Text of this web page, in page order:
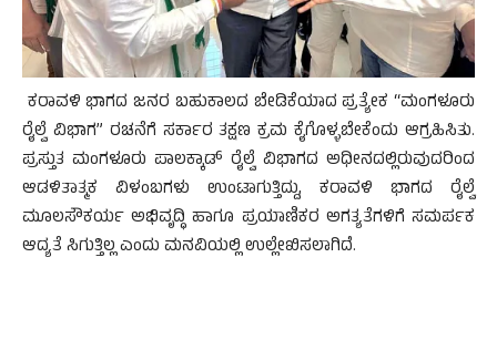
ಕರಾವಳಿ ಭಾಗದ ಜನರ ಬಹುಕಾಲದ ಬೇಡಿಕೆಯಾದ ಪ್ರತ್ಯೇಕ “ಮಂಗಳೂರು
ರೈಲ್ವೆ ವಿಭಾಗ” ರಚನೆಗೆ ಸರ್ಕಾರ ತಕ್ಷಣ ಕ್ರಮ ಕೈಗೊಳ್ಳಬೇಕೆಂದು ಆಗ್ರಹಿಸಿತು.
ಪ್ರಸ್ತುತ ಮಂಗಳೂರು ಪಾಲಕ್ಕಾಡ್ ರೈಲ್ವೆ ವಿಭಾಗದ ಅಧೀನದಲ್ಲಿರುವುದರಿಂದ
ಆಡಳಿತಾತ್ಮಕ ವಿಳಂಬಗಳು ಉಂಟಾಗುತ್ತಿದ್ದು, ಕರಾವಳಿ ಭಾಗದ ರೈಲ್ವೆ
ಮೂಲಸೌಕರ್ಯ ಅಭಿವೃದ್ಧಿ ಹಾಗೂ ಪ್ರಯಾಣಿಕರ ಅಗತ್ಯತೆಗಳಿಗೆ ಸಮರ್ಪಕ
ಆದ್ಯತೆ ಸಿಗುತ್ತಿಲ್ಲ ಎಂದು ಮನವಿಯಲ್ಲಿ ಉಲ್ಲೇಖಿಸಲಾಗಿದೆ.